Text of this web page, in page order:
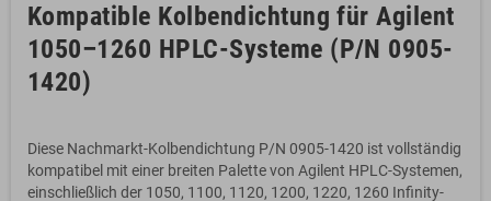
Kompatible Kolbendichtung für Agilent
1050–1260 HPLC-Systeme (P/N 0905-
1420)
Diese Nachmarkt-Kolbendichtung P/N 0905-1420 ist vollständig
kompatibel mit einer breiten Palette von Agilent HPLC-Systemen,
einschließlich der 1050, 1100, 1120, 1200, 1220, 1260 Infinity-